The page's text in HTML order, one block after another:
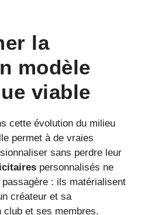
la
modèle
viable
cette évolution du milieu
permet à de vraies
sans perdre leur
personnalisés ne
passagère : ils matérialisent
créateur et sa
club et ses membres.